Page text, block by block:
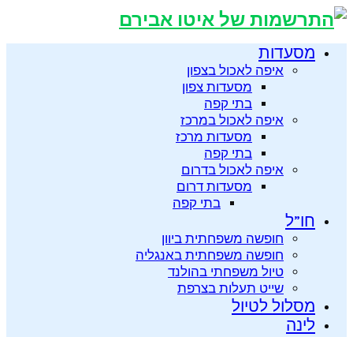
מסעדות
איפה לאכול בצפון
מסעדות צפון
בתי קפה
איפה לאכול במרכז
מסעדות מרכז
בתי קפה
איפה לאכול בדרום
מסעדות דרום
בתי קפה
חו”ל
חופשה משפחתית ביוון
חופשה משפחתית באנגליה
טיול משפחתי בהולנד
שייט תעלות בצרפת
מסלול לטיול
לינה